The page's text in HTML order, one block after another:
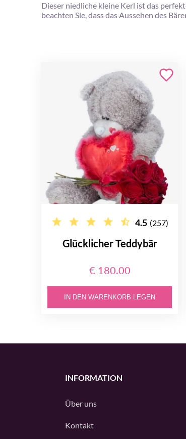
Dieser niedliche kleine Kerl ist das
beachten Sie, dass das Aussehen des
4.5 (257)
Glücklicher Teddybär
€ 180.00
IN DEN WARENKORB LEGEN
INFORMATION
Über uns
Kontakt